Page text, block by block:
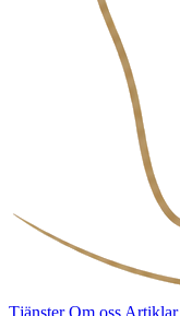
TjänsterOm oss Artiklar